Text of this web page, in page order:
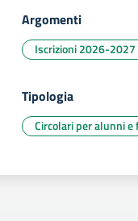
Argomenti
Iscrizioni 2026-2027
Tipologia
Circolari per alunni e